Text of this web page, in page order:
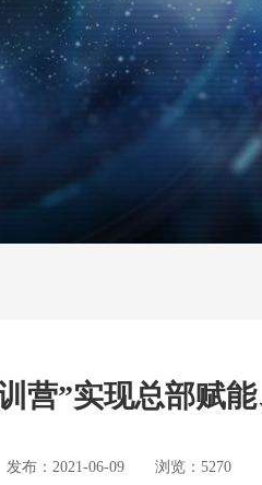
营”实现总部赋
：2021-06-09 浏览：5270